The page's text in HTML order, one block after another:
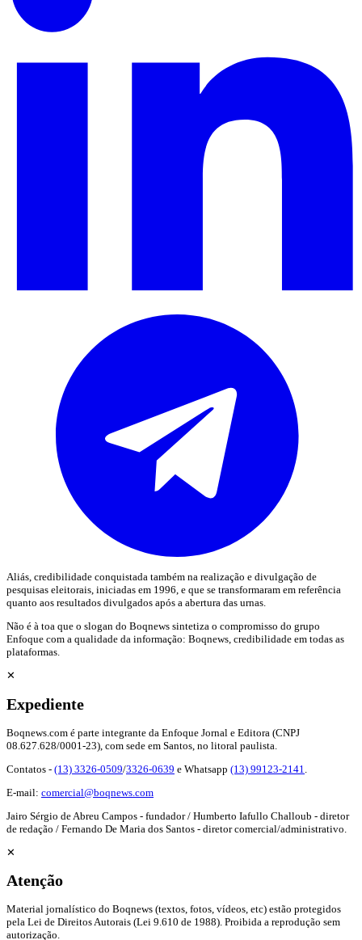
Aliás, credibilidade conquistada também na realização e divulgação de
pesquisas eleitorais, iniciadas em 1996, e que se transformaram em referência
quanto aos resultados divulgados após a abertura das urnas.
Não é à toa que o slogan do Boqnews sintetiza o compromisso do grupo
Enfoque com a qualidade da informação: Boqnews, credibilidade em todas as
plataformas.
✕
Expediente
Boqnews.com é parte integrante da Enfoque Jornal e Editora (CNPJ
08.627.628/0001-23), com sede em Santos, no litoral paulista.
Contatos - (13) 3326-0509/3326-0639 e Whatsapp (13) 99123-2141
E-mail: comercial@boqnews.com
Jairo Sérgio de Abreu Campos - fundador / Humberto Iafullo Challoub - diretor
de redação / Fernando De Maria dos Santos - diretor comercial/administrativo.
✕
Atenção
Material jornalístico do Boqnews (textos, fotos, vídeos, etc) estão protegidos
pela Lei de Direitos Autorais (Lei 9.610 de 1988). Proibida a reprodução sem
autorização.